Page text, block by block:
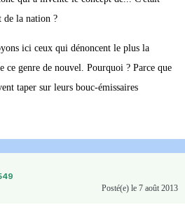
de la nation ?
ici ceux qui dénoncent le plus la
ce genre de nouvel. Pourquoi ? Parce que
taper sur leurs bouc-émissaires
Posté(e) le 7 août 2013